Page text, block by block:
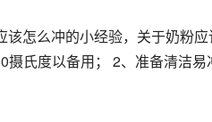
怎么冲的小经验，关于奶粉
氏度以备用； 2、准备清洁易